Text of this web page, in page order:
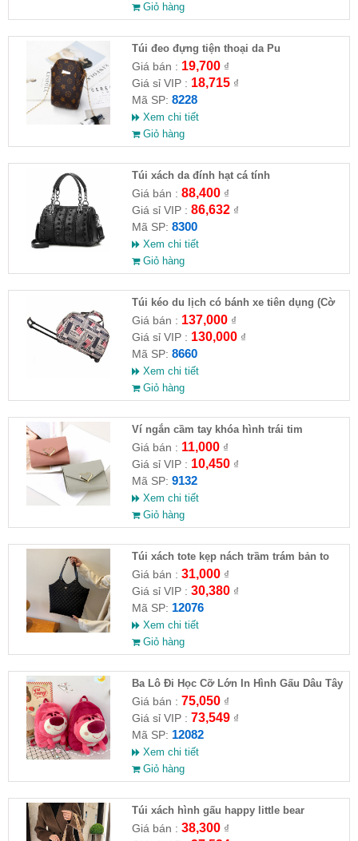
Giỏ hàng
Túi đeo đựng tiện thoại da Pu
Giá bán : 19,700₫
Giá sỉ VIP : 18,715₫
Mã SP: 8228
Xem chi tiết
Giỏ hàng
Túi xách da đính hạt cá tính
Giá bán : 88,400₫
Giá sỉ VIP : 86,632₫
Mã SP: 8300
Xem chi tiết
Giỏ hàng
Túi kéo du lịch có bánh xe tiên dụng (Cờ
Mỹ & báo retro)
Giá bán : 137,000₫
Giá sỉ VIP : 130,000₫
Mã SP: 8660
Xem chi tiết
Giỏ hàng
Ví ngắn cầm tay khóa hình trái tim
Giá bán : 11,000₫
Giá sỉ VIP : 10,450₫
Mã SP: 9132
Xem chi tiết
Giỏ hàng
Túi xách tote kẹp nách trầm trám bản to
mẫu HOT 2023
Giá bán : 31,000₫
Giá sỉ VIP : 30,380₫
Mã SP: 12076
Xem chi tiết
Giỏ hàng
Ba Lô Đi Học Cỡ Lớn In Hình Gấu Dâu Tây
Giá bán : 75,050₫
Giá sỉ VIP : 73,549₫
Mã SP: 12082
Xem chi tiết
Giỏ hàng
Túi xách hình gấu happy little bear
Giá bán : 38,300₫